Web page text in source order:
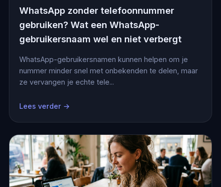
WhatsApp zonder telefoonnummer
gebruiken? Wat een WhatsApp-
gebruikersnaam wel en niet verbergt
WhatsApp-gebruikersnamen kunnen helpen om je
nummer minder snel met onbekenden te delen, maar
ze vervangen je echte tele...
Lees verder →